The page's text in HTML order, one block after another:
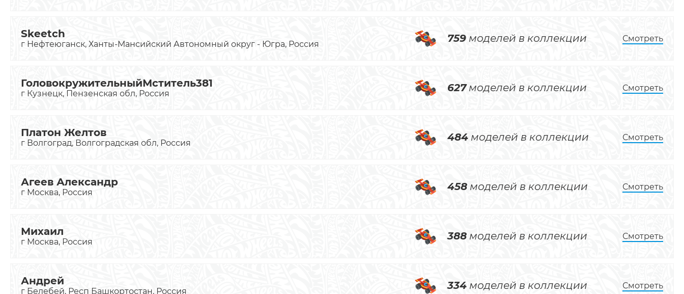
Skeetch
г Нефтеюганск, Ханты-Мансийский Автономный округ - Югра, Россия 759 моделей в коллекции Смотреть
ГоловокружительныйМститель381
г Кузнецк, Пензенская обл, Россия 627моделей в коллекции Смотреть
Платон Желтов
г Волгоград, Волгоградская обл, Россия 484 моделей в коллекции Смотреть
Агеев Александр
г Москва, Россия 458 моделей в коллекции Смотреть
Михаил
г Москва, Россия 388 моделей в коллекции Смотреть
Андрей
г Белебей, Респ Башкортостан, Россия 334 моделей в коллекции Смотреть